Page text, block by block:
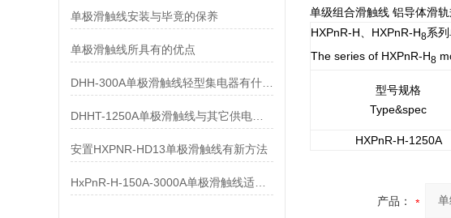
单极滑触线安装与毕竟的保养
单极滑触线所具有的优点
DHH-300A单极滑触线轻型集电器有什么样的要求
DHHT-1250A单极滑触线与其它供电系统的比较
安置HXPNR-HD13单极滑触线有新方法
HxPnR-H-150A-3000A单极滑触线适用条件都有哪些
单级组合滑触线 铝导体滑轨
HXPnR-H、HXPnR-H8系
The series of HXPnR-H8
型号规格
Type&spec
HXPnR-H-1250A
产品：